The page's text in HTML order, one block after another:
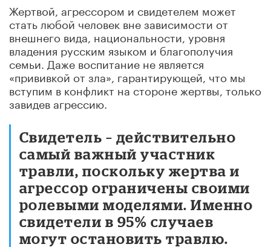
Жертвой, агрессором и свидетелем может
стать любой человек вне зависимости от
внешнего вида, национальности, уровня
владения русским языком и благополучия
семьи. Даже воспитание не является
«прививкой от зла», гарантирующей, что мы
вступим в конфликт на стороне жертвы, только
завидев агрессию.
Свидетель – действительно
самый важный участник
травли, поскольку жертва и
агрессор ограничены своими
ролевыми моделями. Именно
свидетели в 95% случаев
могут остановить травлю.